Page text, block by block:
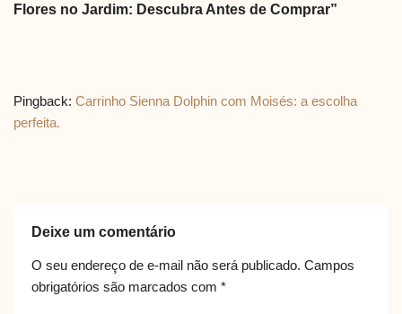
Flores no Jardim: Descubra Antes de Comprar”
Pingback: Carrinho Sienna Dolphin com Moisés: a escolha
perfeita.
Deixe um comentário
O seu endereço de e-mail não será publicado. Campos
obrigatórios são marcados com *